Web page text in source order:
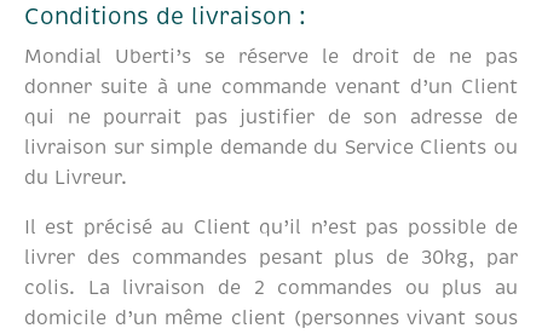
Conditions de livraison :
Mondial Uberti’s se réserve le droit de ne pas
donner suite à une commande venant d’un Client
qui ne pourrait pas justifier de son adresse de
livraison sur simple demande du Service Clients ou
du Livreur.
Il est précisé au Client qu’il n’est pas possible de
livrer des commandes pesant plus de 30kg, par
colis. La livraison de 2 commandes ou plus au
domicile d’un même client (personnes vivant sous